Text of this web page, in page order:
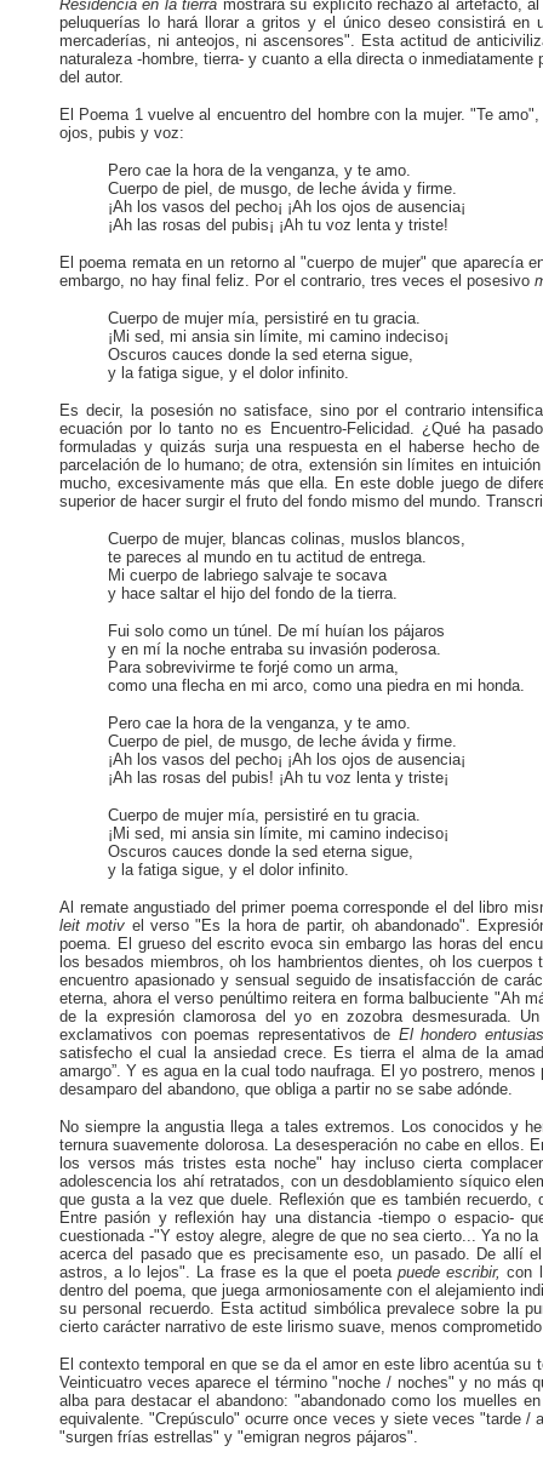
Residencia en la tierra mostrará su explícito rechazo al artefacto,
peluquerías lo hará llorar a gritos y el único deseo consistirá
mercaderías, ni anteojos, ni ascensores". Esta actitud de
naturaleza -hombre, tierra- y cuanto a ella directa o
del autor.
El Poema 1 vuelve al encuentro del hombre con la mujer. "Te
ojos, pubis y voz:
Pero cae la hora de la venganza, y te amo.
Cuerpo de piel, de musgo, de leche ávida y firme.
¡Ah los vasos del pecho¡ ¡Ah los ojos de ausencia¡
¡Ah las rosas del pubis¡ ¡Ah tu voz lenta y triste!
El poema remata en un retorno al "cuerpo de mujer" que aparecía
embargo, no hay final feliz. Por el contrario, tres veces el posesivo
Cuerpo de mujer mía, persistiré en tu gracia.
¡Mi sed, mi ansia sin límite, mi camino indeciso¡
Oscuros cauces donde la sed eterna sigue,
y la fatiga sigue, y el dolor infinito.
Es decir, la posesión no satisface, sino por el contrario
ecuación por lo tanto no es Encuentro-Felicidad. ¿Qué ha
formuladas y quizás surja una respuesta en el haberse hecho
parcelación de lo humano; de otra, extensión sin límites en
mucho, excesivamente más que ella. En este doble juego de
superior de hacer surgir el fruto del fondo mismo del mundo.
Cuerpo de mujer, blancas colinas, muslos blancos,
te pareces al mundo en tu actitud de entrega.
Mi cuerpo de labriego salvaje te socava
y hace saltar el hijo del fondo de la tierra.
Fui solo como un túnel. De mí huían los pájaros
y en mí la noche entraba su invasión poderosa.
Para sobrevivirme te forjé como un arma,
como una flecha en mi arco, como una piedra en mi honda.
Pero cae la hora de la venganza, y te amo.
Cuerpo de piel, de musgo, de leche ávida y firme.
¡Ah los vasos del pecho¡ ¡Ah los ojos de ausencia¡
¡Ah las rosas del pubis! ¡Ah tu voz lenta y triste¡
Cuerpo de mujer mía, persistiré en tu gracia.
¡Mi sed, mi ansia sin límite, mi camino indeciso¡
Oscuros cauces donde la sed eterna sigue,
y la fatiga sigue, y el dolor infinito.
Al remate angustiado del primer poema corresponde el del libro
leit motiv el verso "Es la hora de partir, oh abandonado".
poema. El grueso del escrito evoca sin embargo las horas del
los besados miembros, oh los hambrientos dientes, oh los
encuentro apasionado y sensual seguido de insatisfacción de
eterna, ahora el verso penúltimo reitera en forma balbuciente "Ah
de la expresión clamorosa del yo en zozobra desmesurada.
exclamativos con poemas representativos de El hondero
satisfecho el cual la ansiedad crece. Es tierra el alma de la
amargo”. Y es agua en la cual todo naufraga. El yo postrero,
desamparo del abandono, que obliga a partir no se sabe adónde.
No siempre la angustia llega a tales extremos. Los conocidos y
ternura suavemente dolorosa. La desesperación no cabe en ellos.
los versos más tristes esta noche" hay incluso cierta
adolescencia los ahí retratados, con un desdoblamiento síquico
que gusta a la vez que duele. Reflexión que es también
Entre pasión y reflexión hay una distancia -tiempo o espacio-
cuestionada -"Y estoy alegre, alegre de que no sea cierto... Ya no
acerca del pasado que es precisamente eso, un pasado. De allí
astros, a lo lejos". La frase es la que el poetapuede escribir,con
dentro del poema, que juega armoniosamente con el alejamiento
su personal recuerdo. Esta actitud simbólica prevalece sobre la
cierto carácter narrativo de este lirismo suave, menos
El contexto temporal en que se da el amor en este libro acentúa
Veinticuatro veces aparece el término "noche / noches" y no más
alba para destacar el abandono: "abandonado como los muelles
equivalente. "Crepúsculo" ocurre once veces y siete veces "tarde
"surgen frías estrellas" y "emigran negros pájaros".